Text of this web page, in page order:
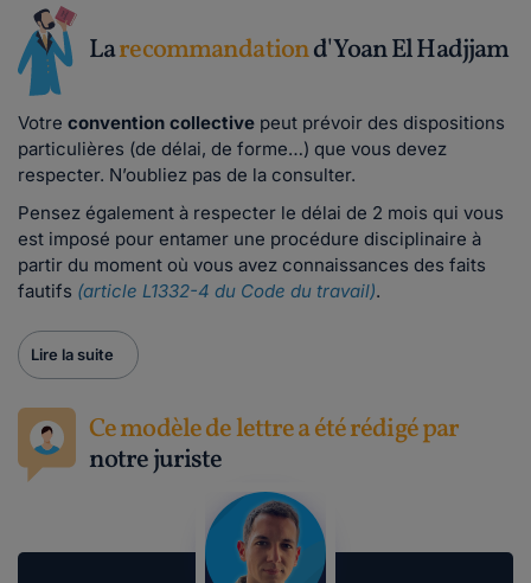
Larecommandationd'Yoan El Hadjjam
Votre convention collective peut prévoir des dispositions
particulières (de délai, de forme…) que vous devez
respecter. N’oubliez pas de la consulter.
Pensez également à respecter le délai de 2 mois qui vous
est imposé pour entamer une procédure disciplinaire à
partir du moment où vous avez connaissances des faits
fautifs (article L1332-4 du Code du travail).
Lire la suite
Ce modèle de lettre a été rédigé par
notre juriste